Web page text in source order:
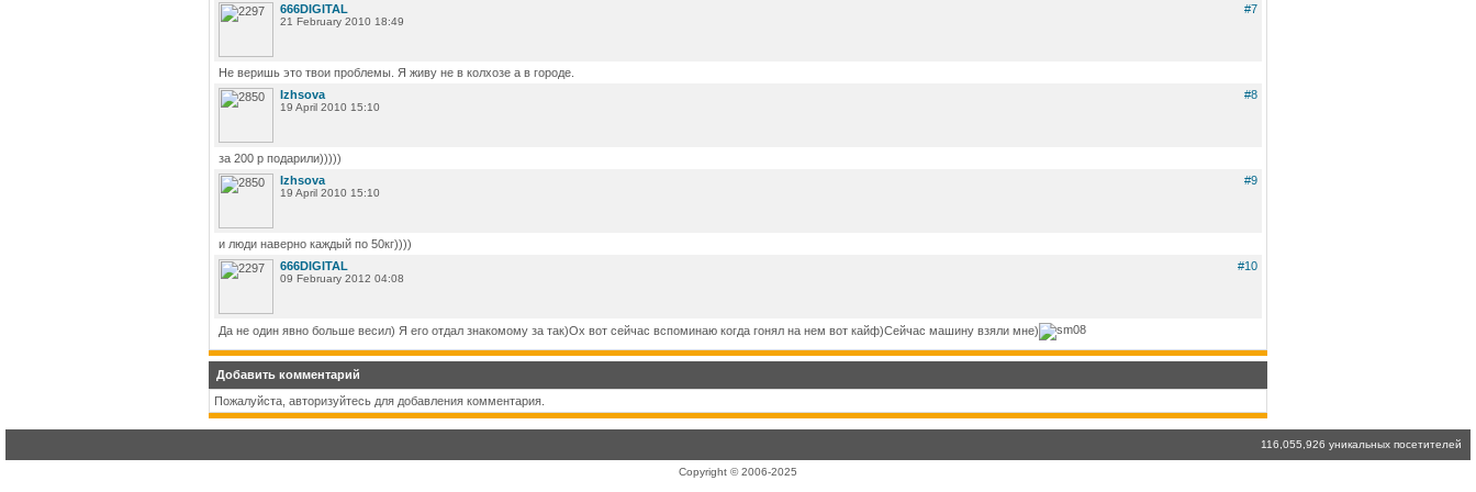
#7
666DIGITAL
21 February 2010 18:49
Не веришь это твои проблемы. Я живу не в колхозе а в городе.
#8
Izhsova
19 April 2010 15:10
за 200 р подарили)))))
#9
Izhsova
19 April 2010 15:10
и люди наверно каждый по 50кг))))
#10
666DIGITAL
09 February 2012 04:08
Да не один явно больше весил) Я его отдал знакомому за так)Ох вот сейчас вспоминаю когда гонял на нем вот кайф)Сейчас машину взяли мне)
Добавить комментарий
Пожалуйста, авторизуйтесь для добавления комментария.
116,055,926 уникальных посетителей
Copyright © 2006-2025